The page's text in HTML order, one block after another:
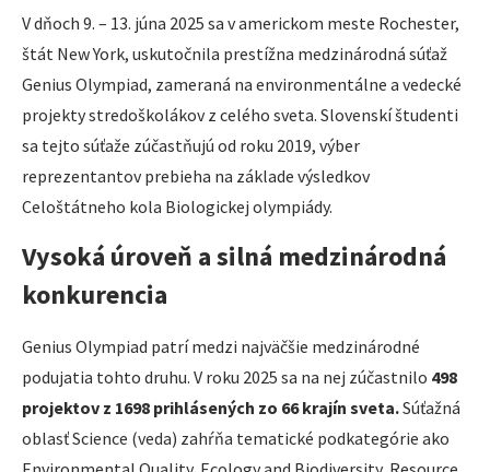
V dňoch 9. – 13. júna 2025 sa v americkom meste Rochester,
štát New York, uskutočnila prestížna medzinárodná súťaž
Genius Olympiad, zameraná na environmentálne a vedecké
projekty stredoškolákov z celého sveta. Slovenskí študenti
sa tejto súťaže zúčastňujú od roku 2019, výber
reprezentantov prebieha na základe výsledkov
Celoštátneho kola Biologickej olympiády.
Vysoká úroveň a silná medzinárodná
konkurencia
Genius Olympiad patrí medzi najväčšie medzinárodné
podujatia tohto druhu. V roku 2025 sa na nej zúčastnilo 498
projektov z 1698 prihlásených zo 66 krajín sveta.Súťažná
oblasť Science (veda) zahŕňa tematické podkategórie ako